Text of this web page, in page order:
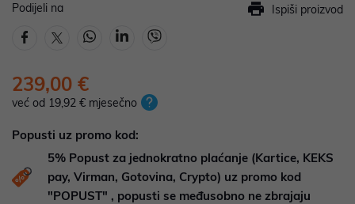
Podijeli na Ispiši proizvod
239,00 €
već od 19,92 € mjesečno
Popusti uz promo kod:
5% Popust za jednokratno plaćanje (Kartice, KEKS
pay, Virman, Gotovina, Crypto) uz promo kod
"POPUST" , popusti se međusobno ne zbrajaju